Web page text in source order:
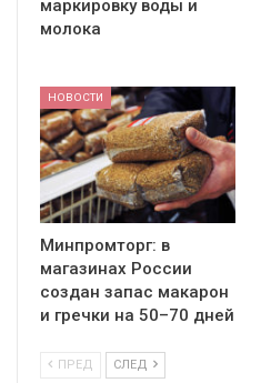
маркировку воды и
молока
НОВОСТИ
Минпромторг: в
магазинах России
создан запас макарон
и гречки на 50–70 дней
ПРЕД СЛЕД